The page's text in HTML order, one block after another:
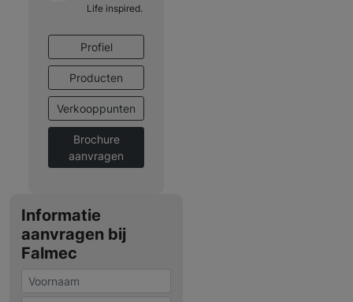
Life inspired.
Profiel
Producten
Verkooppunten
Brochure
aanvragen
Informatie
aanvragen bij
Falmec